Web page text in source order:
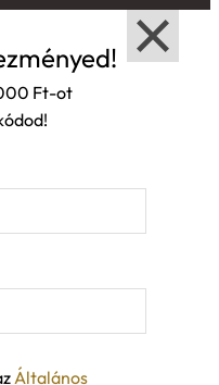
Ft-ot
Általános